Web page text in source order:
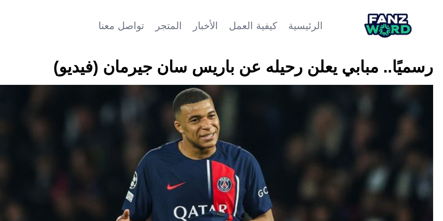
الرئيسية كيفية العمل الأخبار المتجر تواصل معنا
رسميًا.. مبابي يعلن رحيله عن باريس سان جيرمان (فيديو)